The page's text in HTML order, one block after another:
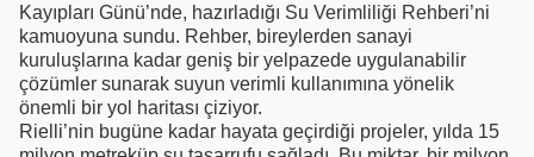
Kayıpları Günü’nde, hazırladığı Su Verimliliği Rehberi’ni
kamuoyuna sundu. Rehber, bireylerden sanayi
kuruluşlarına kadar geniş bir yelpazede uygulanabilir
çözümler sunarak suyun verimli kullanımına yönelik
önemli bir yol haritası çiziyor.
Rielli’nin bugüne kadar hayata geçirdiği projeler, yılda 15